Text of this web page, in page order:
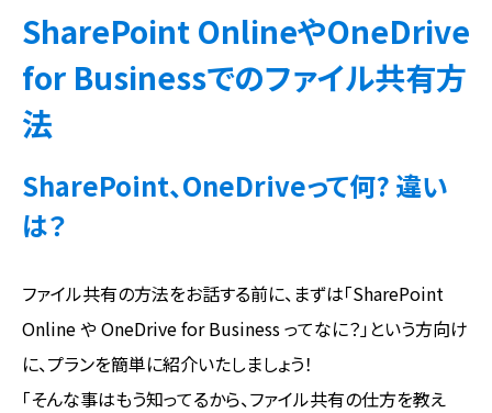
SharePoint OnlineやOneDrive
for Businessでのファイル共有方
法
SharePoint、OneDriveって何? 違い
は？
ファイル共有の方法をお話する前に、まずは「SharePoint
Online や OneDrive for Business ってなに？」という方向け
に、プランを簡単に紹介いたしましょう！
「そんな事はもう知ってるから、ファイル共有の仕方を教え